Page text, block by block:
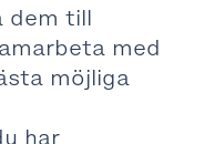
dem till
med
möjliga
har